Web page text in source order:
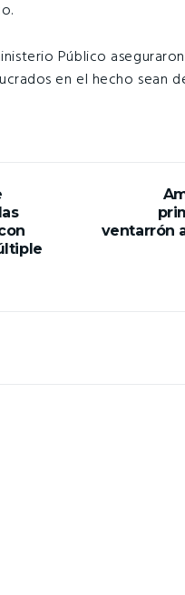
Público
en el hecho sean
ventarrón